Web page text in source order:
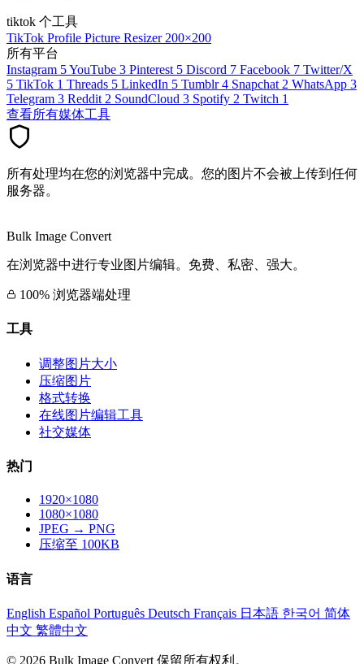
tiktok 个工具
TikTok Profile Picture Resizer 200×200
所有平台
Instagram 5YouTube 3 Pinterest 5 Discord 7 Facebook 7 Twitter/X
5 TikTok 1 Threads 5 LinkedIn 5 Tumblr 4 Snapchat 2 WhatsApp 3
Telegram 3 Reddit 2 SoundCloud 3 Spotify 2 Twitch 1
查看所有媒体工具
所有处理均在您的浏览器中完成。您的图片不会被上传到任何
服务器。
Bulk Image Convert
在浏览器中进行专业图片编辑。免费、私密、强大。
100% 浏览器端处理
工具
调整图片大小
压缩图片
格式转换
在线图片编辑工具
社交媒体
热门
1920×1080
1080×1080
JPEG → PNG
压缩至 100KB
语言
English Español Português Deutsch Français 日本語 한국어 简体
中文 繁體中文
© 2026 Bulk Image Convert 保留所有权利。